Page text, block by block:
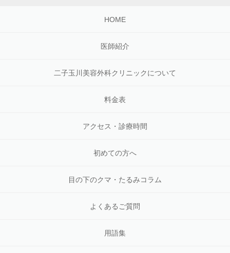
HOME
医師紹介
二子玉川美容外科クリニックについて
料金表
アクセス・診療時間
初めての方へ
目の下のクマ・たるみコラム
よくあるご質問
用語集